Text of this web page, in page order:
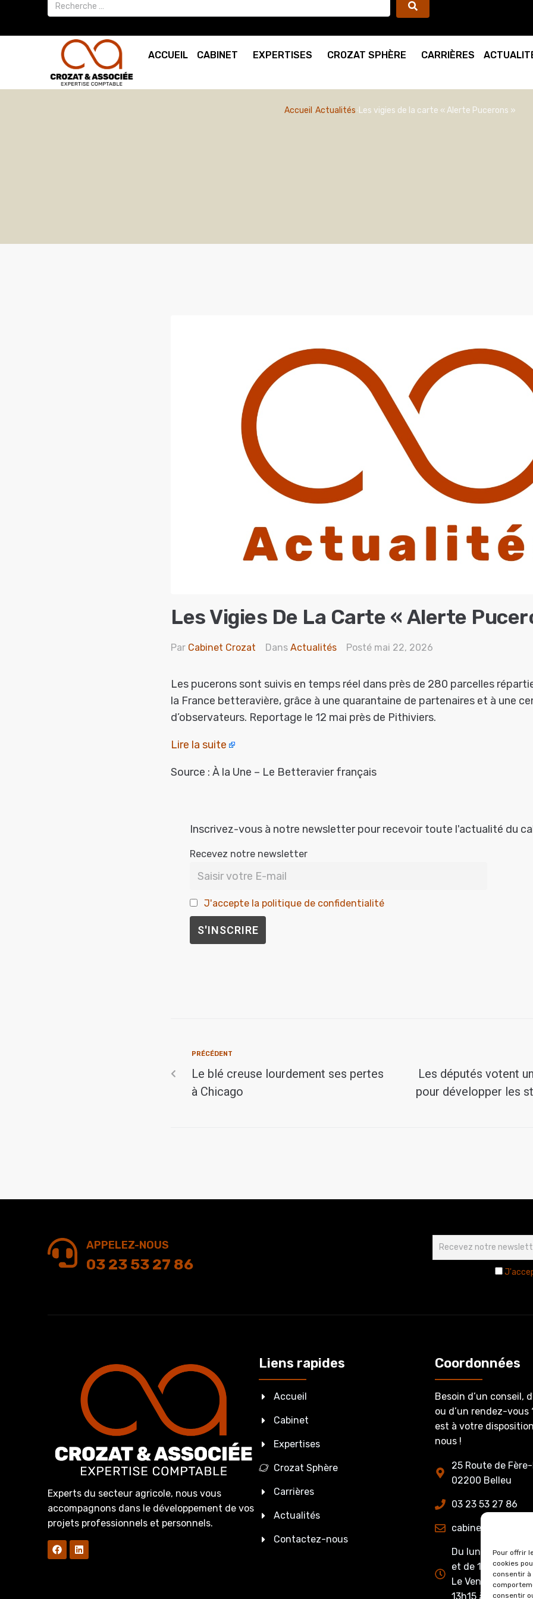
Pour offrir
cookies
consentir
consentir
ACCUEIL CABINET EXPERTISES CROZAT SPHÈRE CARRIÈRES
Accueil Actualités Les vigies de la carte « Alerte Pucerons »
Les Vigies De La Carte « Alerte
Par Cabinet Crozat Dans Actualités Posté mai 22, 2026
Les pucerons sont suivis en temps réel dans près de 280 parcelles
la France betteravière, grâce à une quarantaine de partenaires et à une
d’observateurs. Reportage le 12 mai près de Pithiviers.
Lire la suite
Source : À la Une – Le Betteravier français
Inscrivez-vous à notre newsletter pour recevoir toute l'actualité du
Recevez notre newsletter
J'accepte la politique de confidentialité
PRÉCÉDENT
Le blé creuse lourdement ses pertes
à Chicago
Les députés votent
pour développer les
APPELEZ-NOUS
03 23 53 27 86
Experts du secteur agricole, nous vous
accompagnons dans le développement de vos
projets professionnels et personnels.
Liens rapides
Accueil
Cabinet
Expertises
Crozat Sphère
Carrières
Actualités
Contactez-nous
Coordonnées
Besoin d’un conseil,
ou d’un rendez-vous
est à votre
nous !
25 Route de
02200 Belleu
03 23 53 27 86
Du lundi au jeudi
et de 13h15 à
Le Vendredi : de
13h15 à 16h00